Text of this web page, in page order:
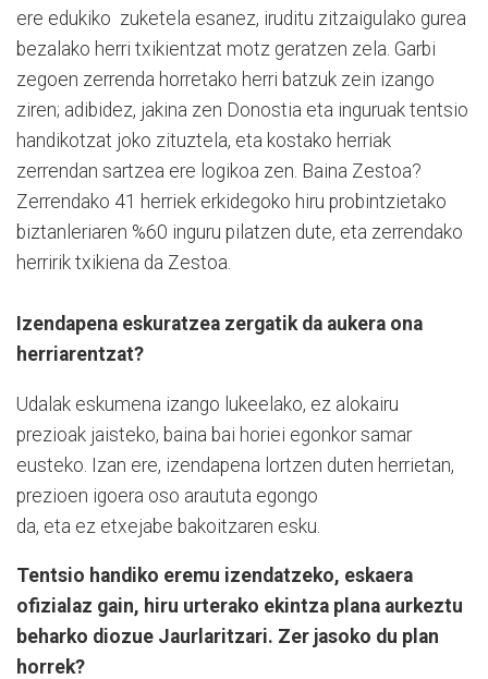
ere edukiko zuketela esanez, iruditu zitzaigulako gurea
bezalako herri txikientzat motz geratzen zela. Garbi
zegoen zerrenda horretako herri batzuk zein izango
ziren; adibidez, jakina zen Donostia eta inguruak tentsio
handikotzat joko zituztela, eta kostako herriak
zerrendan sartzea ere logikoa zen. Baina Zestoa?
Zerrendako 41 herriek erkidegoko hiru probintzietako
biztanleriaren %60 inguru pilatzen dute, eta zerrendako
herririk txikiena da Zestoa.
Izendapena eskuratzea zergatik da aukera ona
herriarentzat?
Udalak eskumena izango lukeelako, ez alokairu
prezioak jaisteko, baina bai horiei egonkor samar
eusteko. Izan ere, izendapena lortzen duten herrietan,
prezioen igoera oso araututa egongo
da, eta ez etxejabe bakoitzaren esku.
Tentsio handiko eremu izendatzeko, eskaera
ofizialaz gain, hiru urterako ekintza plana aurkeztu
beharko diozue Jaurlaritzari. Zer jasoko du plan
horrek?